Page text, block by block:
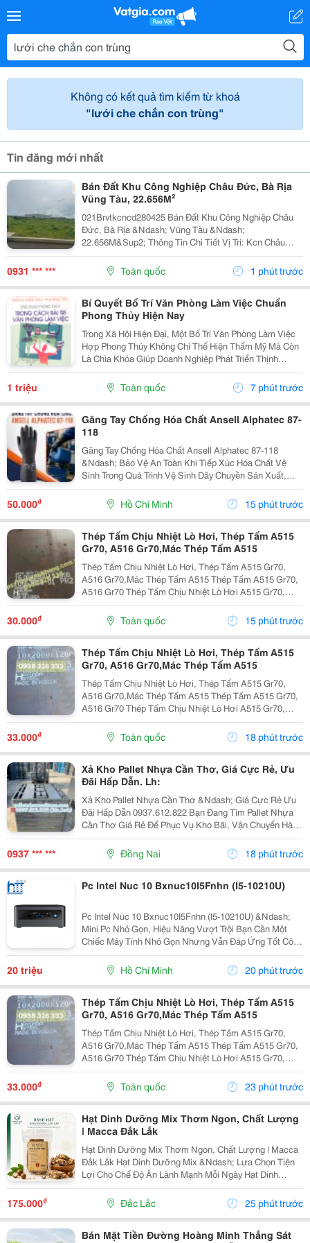
Không có kết quả tìm kiếm từ khoá
"lưới che chắn con trùng"
Tin đăng mới nhất
Bán Đất Khu Công Nghiệp Châu Đức, Bà Rịa
Vũng Tàu, 22.656M²
021Brvtkcncd280425 Bán Đất Khu Công Nghiệp Châu
Đức, Bà Rịa &Ndash; Vũng Tàu &Ndash;
22.656M&Sup2; Thông Tin Chi Tiết Vị Trí: Kcn Châu
Đức, Tỉnh Bà Rịa &Ndash; Vũng Tàu. Tổng Diện Tích
Đất: 22.656M&Sup2; Diện Tích Sử Dụng Diện Tích Đất
Công...
0931 *** *** Toàn quốc 1 phút trước
Bí Quyết Bố Trí Văn Phòng Làm Việc Chuẩn
Phong Thủy Hiện Nay
Trong Xã Hội Hiện Đại, Một Bố Trí Văn Phòng Làm Việc
Hợp Phong Thủy Không Chỉ Thể Hiện Thẩm Mỹ Mà Còn
Là Chìa Khóa Giúp Doanh Nghiệp Phát Triển Thịnh
Vượng. Văn Phòng Là Nơi Hội Tụ Năng Lượng Của Con
Người, Tài Vận Và Trí Tuệ. Nếu Dòng Khí Trong...
1 triệu Toàn quốc 7 phút trước
Găng Tay Chống Hóa Chất Ansell Alphatec 87-
118
Găng Tay Chống Hóa Chất Ansell Alphatec 87-118
&Ndash; Bảo Vệ An Toàn Khi Tiếp Xúc Hóa Chất Vệ
Sinh Trong Quá Trình Vệ Sinh Dây Chuyền Sản Xuất,
Nhà Máy Và Khu Công Nghiệp, Người Lao Động
Thường Xuyên Tiếp Xúc Với Hóa Chất Tẩy Rửa, Dung
Dịch Khử...
50.000₫ Hồ Chí Minh 15 phút trước
Thép Tấm Chịu Nhiệt Lò Hơi, Thép Tấm A515
Gr70, A516 Gr70,Mác Thép Tấm A515
Thép Tấm Chịu Nhiệt Lò Hơi, Thép Tấm A515 Gr70,
A516 Gr70,Mác Thép Tấm A515 Thép Tấm A515 Gr70,
A516 Gr70 Thép Tấm Chịu Nhiệt Lò Hơi A515 Gr70,
A516 Gr70,20Mm,25Mm Thép Tấm Lò Hơi A515 Gr70
Là Loại Thép Hợp Kim Carbon-Silicon Chất Lượng
30.000₫ Toàn quốc 15 phút trước
Thép Tấm Chịu Nhiệt Lò Hơi, Thép Tấm A515
Gr70, A516 Gr70,Mác Thép Tấm A515
Thép Tấm Chịu Nhiệt Lò Hơi, Thép Tấm A515 Gr70,
A516 Gr70,Mác Thép Tấm A515 Thép Tấm A515 Gr70,
A516 Gr70 Thép Tấm Chịu Nhiệt Lò Hơi A515 Gr70,
A516 Gr70,20Mm,25Mm Thép Tấm Lò Hơi A515 Gr70
Là Loại Thép Hợp Kim Carbon-Silicon Chất Lượng
33.000₫ Toàn quốc 18 phút trước
Xả Kho Pallet Nhựa Cần Thơ, Giá Cực Rẻ, Ưu
Đãi Hấp Dẫn. Lh:
Xả Kho Pallet Nhựa Cần Thơ &Ndash; Giá Cực Rẻ Ưu
Đãi Hấp Dẫn 0937.612.822 Bạn Đang Tìm Pallet Nhựa
Cần Thơ Giá Rẻ Để Phục Vụ Kho Bãi, Vận Chuyển Hàng
Hóa Hay Xuất Khẩu? Đây Chính Là Cơ Hội Không Nên
Bỏ Lỡ! ✅ Vì Sao Nên Chọn Pallet Nhựa Xả Kho? ...
0937 *** *** Đồng Nai 18 phút trước
Pc Intel Nuc 10 Bxnuc10I5Fnhn (I5-10210U)
Pc Intel Nuc 10 Bxnuc10I5Fnhn (I5-10210U) &Ndash;
Mini Pc Nhỏ Gọn, Hiệu Năng Vượt Trội Bạn Cần Một
Chiếc Máy Tính Nhỏ Gọn Nhưng Vẫn Đáp Ứng Tốt Công
Việc Văn Phòng, Học Tập Hay Giải Trí? Pc Intel Nuc 10
Bxnuc10I5Fnhn (I5-10210U) Là Lựa Chọn Lý Tưởng...
20 triệu Hồ Chí Minh 20 phút trước
Thép Tấm Chịu Nhiệt Lò Hơi, Thép Tấm A515
Gr70, A516 Gr70,Mác Thép Tấm A515
Thép Tấm Chịu Nhiệt Lò Hơi, Thép Tấm A515 Gr70,
A516 Gr70,Mác Thép Tấm A515 Thép Tấm A515 Gr70,
A516 Gr70 Thép Tấm Chịu Nhiệt Lò Hơi A515 Gr70,
A516 Gr70,20Mm,25Mm Thép Tấm Lò Hơi A515 Gr70
Là Loại Thép Hợp Kim Carbon-Silicon Chất Lượng
33.000₫ Toàn quốc 23 phút trước
Hạt Dinh Dưỡng Mix Thơm Ngon, Chất Lượng
| Macca Đắk Lắk
Hạt Dinh Dưỡng Mix Thơm Ngon, Chất Lượng | Macca
Đắk Lắk Hạt Dinh Dưỡng Mix &Ndash; Lựa Chọn Tiện
Lợi Cho Chế Độ Ăn Lành Mạnh Mỗi Ngày Hạt Dinh
Dưỡng Mix Là Sự Kết Hợp Của Nhiều Loại Hạt Giàu
Dưỡng Chất, Mang Đến Hương Vị Thơm Ngon Và Tiện
175.000₫ Đắc Lắc 25 phút trước
Bán Mặt Tiền Đường Hoàng Minh Thắng Sát